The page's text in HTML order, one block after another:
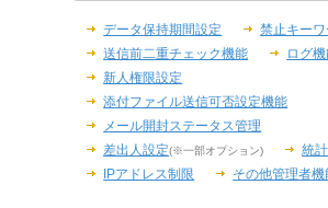
データ保持期間設定
禁止キーワ
送信前二重チェック機能
ログ
新人権限設定
添付ファイル送信可否設定機能
メール開封ステータス管理
差出人設定(※一部オプション)
統
IPアドレス制限
その他管理者機